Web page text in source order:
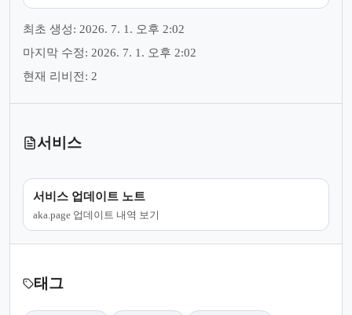
최초 생성: 2026. 7. 1. 오후 2:02
마지막 수정: 2026. 7. 1. 오후 2:02
현재 리비전: 2
서비스
서비스 업데이트 노트
aka.page 업데이트 내역 보기
태그